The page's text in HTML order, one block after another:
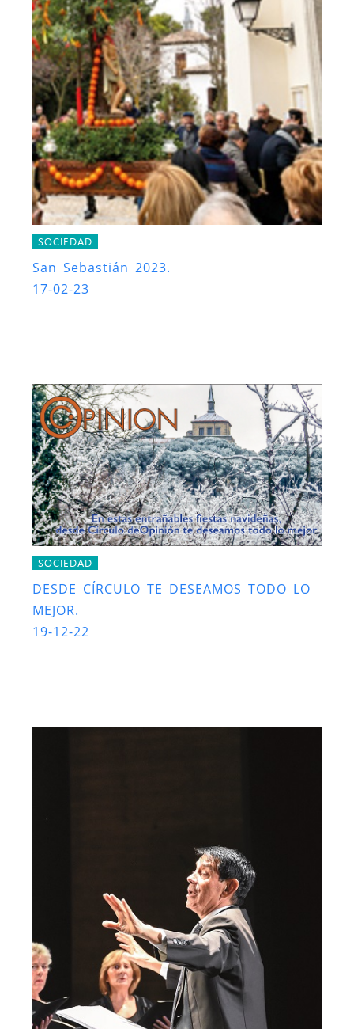
SOCIEDAD
San Sebastián 2023.
17-02-23
SOCIEDAD
DESDE CÍRCULO TE DESEAMOS TODO LO
MEJOR.
19-12-22